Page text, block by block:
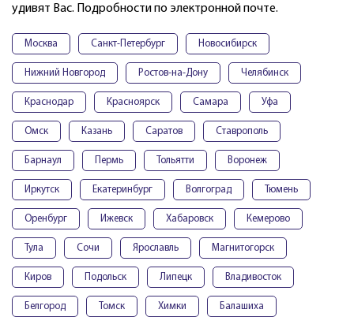
удивят Вас. Подробности по электронной почте.
Москва Санкт-Петербург Новосибирск
Нижний Новгород Ростов-на-Дону Челябинск
Краснодар Красноярск Самара Уфа
Омск Казань Саратов Ставрополь
Барнаул Пермь Тольятти Воронеж
Иркутск Екатеринбург Волгоград Тюмень
Оренбург Ижевск Хабаровск Кемерово
Тула Сочи Ярославль Магнитогорск
Киров Подольск Липецк Владивосток
Белгород Томск Химки Балашиха